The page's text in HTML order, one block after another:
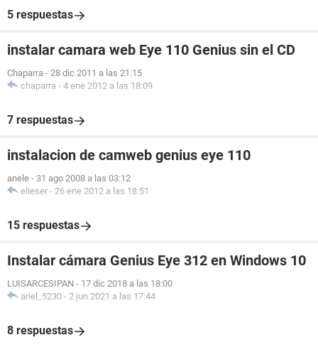
5 respuestas
instalar camara web Eye 110 Genius sin el CD
Chaparra - 28 dic 2011 a las 21:15
chaparra - 4 ene 2012 a las 18:09
7 respuestas
instalacion de camweb genius eye 110
anele - 31 ago 2008 a las 03:12
elieser - 26 ene 2012 a las 18:51
15 respuestas
Instalar cámara Genius Eye 312 en Windows 10
LUISARCESIPAN - 17 dic 2018 a las 18:00
ariel_5230 - 2 jun 2021 a las 17:44
8 respuestas